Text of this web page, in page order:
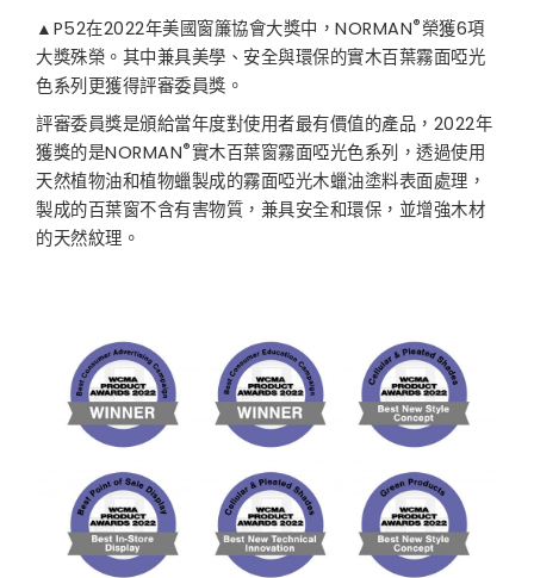
▲P52在2022年美國窗簾協會大獎中，NORMAN® 榮獲6項
大獎殊榮。其中兼具美學、安全與環保的實木百葉霧面啞光
色系列更獲得評審委員獎。
評審委員獎是頒給當年度對使用者最有價值的產品，2022年
獲獎的是NORMAN®實木百葉窗霧面啞光色系列，透過使用
天然植物油和植物蠟製成的霧面啞光木蠟油塗料表面處理，
製成的百葉窗不含有害物質，兼具安全和環保，並增強木材
的天然紋理。